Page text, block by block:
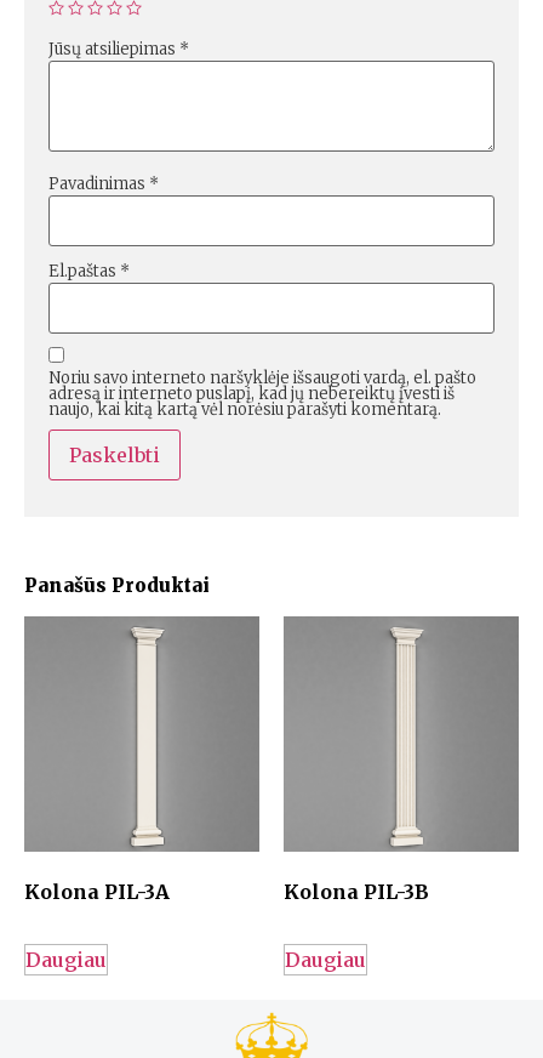
Panašūs Produktai
Kolona PIL-3A
Daugiau
Kolona PIL-3B
Daugiau
Jūsų atsiliepimas *
Pavadinimas *
El.paštas *
Noriu savo interneto naršyklėje išsaugoti vardą, el. pašto
adresą ir interneto puslapį, kad jų nebereiktų įvesti iš
naujo, kai kitą kartą vėl norėsiu parašyti komentarą.